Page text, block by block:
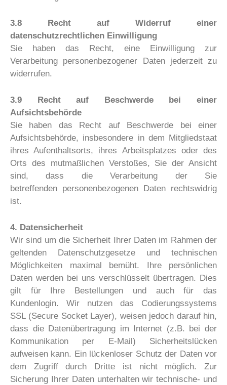
3.8 Recht auf Widerruf einer
datenschutzrechtlichen Einwilligung
Sie haben das Recht, eine Einwilligung zur
Verarbeitung personenbezogener Daten jederzeit zu
widerrufen.
3.9 Recht auf Beschwerde bei einer
Aufsichtsbehörde
Sie haben das Recht auf Beschwerde bei einer
Aufsichtsbehörde, insbesondere in dem Mitgliedstaat
ihres Aufenthaltsorts, ihres Arbeitsplatzes oder des
Orts des mutmaßlichen Verstoßes, Sie der Ansicht
sind, dass die Verarbeitung der Sie
betreffenden personenbezogenen Daten rechtswidrig
ist.
4. Datensicherheit
Wir sind um die Sicherheit Ihrer Daten im Rahmen der
geltenden Datenschutzgesetze und technischen
Möglichkeiten maximal bemüht. Ihre persönlichen
Daten werden bei uns verschlüsselt übertragen. Dies
gilt für Ihre Bestellungen und auch für das
Kundenlogin. Wir nutzen das Codierungssystems
SSL (Secure Socket Layer), weisen jedoch darauf hin,
dass die Datenübertragung im Internet (z.B. bei der
Kommunikation per E-Mail) Sicherheitslücken
aufweisen kann. Ein lückenloser Schutz der Daten vor
dem Zugriff durch Dritte ist nicht möglich. Zur
Sicherung Ihrer Daten unterhalten wir technische- und